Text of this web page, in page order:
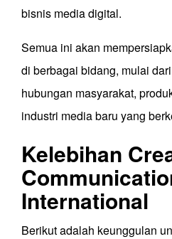
bisnis media digital.
Semua ini akan
di berbagai bidang, mulai
hubungan masyarakat,
industri media baru yang
Kelebihan
International
Berikut adalah keunggulan